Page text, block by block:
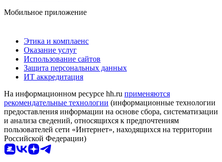
Мобильное приложение
Этика и комплаенс
Оказание услуг
Использование сайтов
Защита персональных данных
ИТ аккредитация
На информационном ресурсе hh.ru применяются
рекомендательные технологии (информационные технологии
предоставления информации на основе сбора, систематизации
и анализа сведений, относящихся к предпочтениям
пользователей сети «Интернет», находящихся на территории
Российской Федерации)